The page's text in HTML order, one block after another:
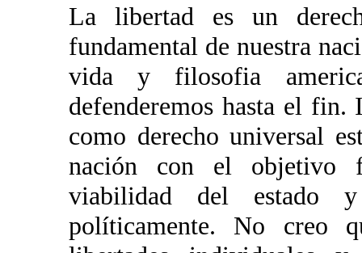
La libertad es un
fundamental de nuestra
vida y filosofia
defenderemos hasta el
como derecho universal
nación con el objetivo
viabilidad del estado
políticamente. No creo